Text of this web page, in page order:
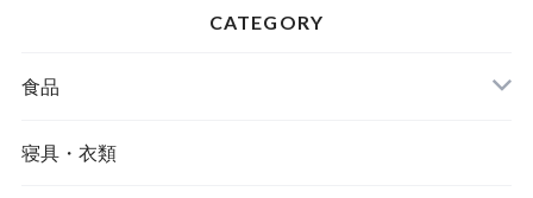
CATEGORY
食品
寝具・衣類